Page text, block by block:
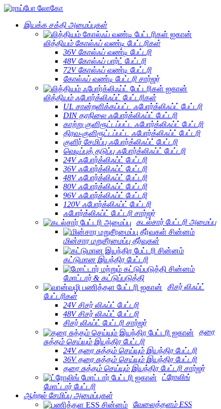
இயக்க சக்தி அமைப்புகள்
லித்தியம் கோல்ஃப் வண்டி பேட்டரிகள்
36V கோல்ஃப் வண்டி பேட்டரி
48V கோல்ஃப் பார்ட் பேட்டரி
72V கோல்ஃப் வண்டி பேட்டரி
கோல்ஃப் வண்டி பேட்டரி சார்ஜர்
லித்தியம் ஃபோர்க்லிஃப்ட் பேட்டரிகள்
UL சான்றளிக்கப்பட்ட ஃபோர்க்லிஃப்ட் பேட்டரி
DIN தரநிலை ஃபோர்க்லிஃப்ட் பேட்டரி
காற்று குளிரூட்டப்பட்ட ஃபோர்க்லிஃப்ட் பேட்டரி
திரவ-குளிரூட்டப்பட்ட ஃபோர்க்லிஃப்ட் பேட்டரி
குளிர் சேமிப்பு ஃபோர்க்லிஃப்ட் பேட்டரி
வெடிப்புத் தடுப்பு ஃபோர்க்லிஃப்ட் பேட்டரி
24V ஃபோர்க்லிஃப்ட் பேட்டரி
36V ஃபோர்க்லிஃப்ட் பேட்டரி
48V ஃபோர்க்லிஃப்ட் பேட்டரி
80V ஃபோர்க்லிஃப்ட் பேட்டரி
96V ஃபோர்க்லிஃப்ட் பேட்டரி
120V ஃபோர்க்லிஃப்ட் பேட்டரி
ஃபோர்க்லிஃப்ட் பேட்டரி சார்ஜர்
கடல்சார் பேட்டரி அமைப்பு
மின்சார மறுசீரமைப்பு தீர்வுகள்
கட்டுமான இயந்திர பேட்டரி
மோட்டார் & கட்டுப்படுத்தி
சிசர் லிஃப்ட்
பேட்டரிகள்
24V சிசர் லிஃப்ட் பேட்டரி
48V சிசர் லிஃப்ட் பேட்டரி
சிசர் லிஃப்ட் பேட்டரி சார்ஜர்
தரை
சுத்தம் செய்யும் இயந்திர பேட்டரி
24V தரை சுத்தம் செய்யும் இயந்திர பேட்டரி
36V தரை சுத்தம் செய்யும் இயந்திர பேட்டரி
தரை சுத்தம் செய்யும் இயந்திர பேட்டரி சார்ஜர்
ட்ரோலிங்
மோட்டார் பேட்டரி
ஆற்றல் சேமிப்பு அமைப்புகள்
வேலைத்தளம் ESS